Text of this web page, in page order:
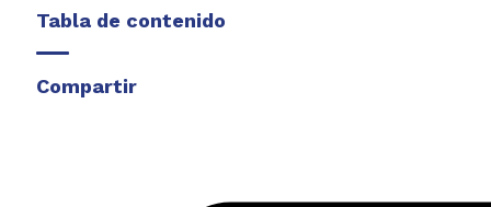
Tabla de contenido
Compartir